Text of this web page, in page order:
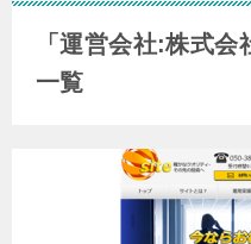
「運営会社:株式
一覧